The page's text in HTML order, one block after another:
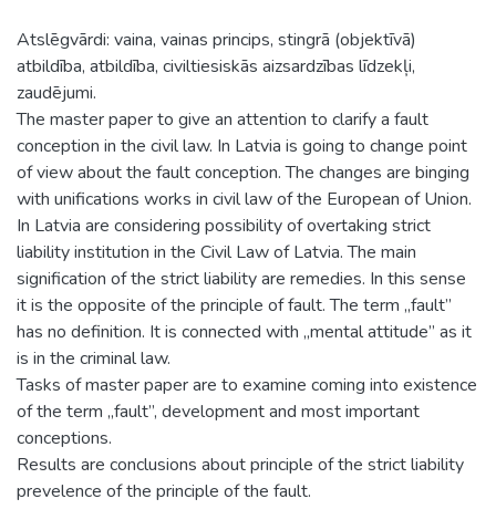
Atslēgvārdi: vaina, vainas princips, stingrā (objektīvā)
atbildība, atbildība, civiltiesiskās aizsardzības līdzekļi,
zaudējumi.
The master paper to give an attention to clarify a fault
conception in the civil law. In Latvia is going to change point
of view about the fault conception. The changes are binging
with unifications works in civil law of the European of Union.
In Latvia are considering possibility of overtaking strict
liability institution in the Civil Law of Latvia. The main
signification of the strict liability are remedies. In this sense
it is the opposite of the principle of fault. The term „fault”
has no definition. It is connected with „mental attitude” as it
is in the criminal law.
Tasks of master paper are to examine coming into existence
of the term „fault”, development and most important
conceptions.
Results are conclusions about principle of the strict liability
prevelence of the principle of the fault.